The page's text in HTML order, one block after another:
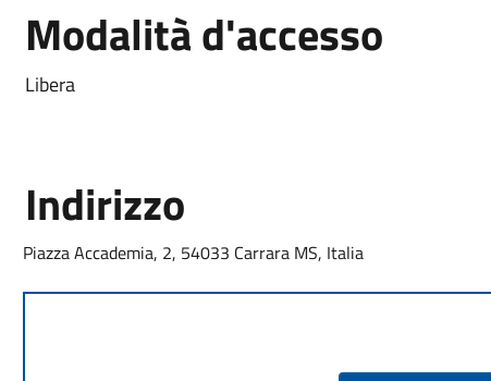
Modalità d'accesso
Libera
Indirizzo
Piazza Accademia, 2, 54033 Carrara MS, Italia